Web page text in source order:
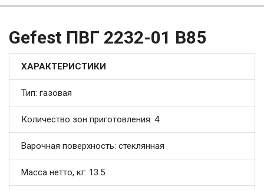
Gefest ПВГ 2232-01 В85
ХАРАКТЕРИСТИКИ
Тип: газовая
Количество зон приготовления: 4
Варочная поверхность: стеклянная
Масса нетто, кг: 13.5